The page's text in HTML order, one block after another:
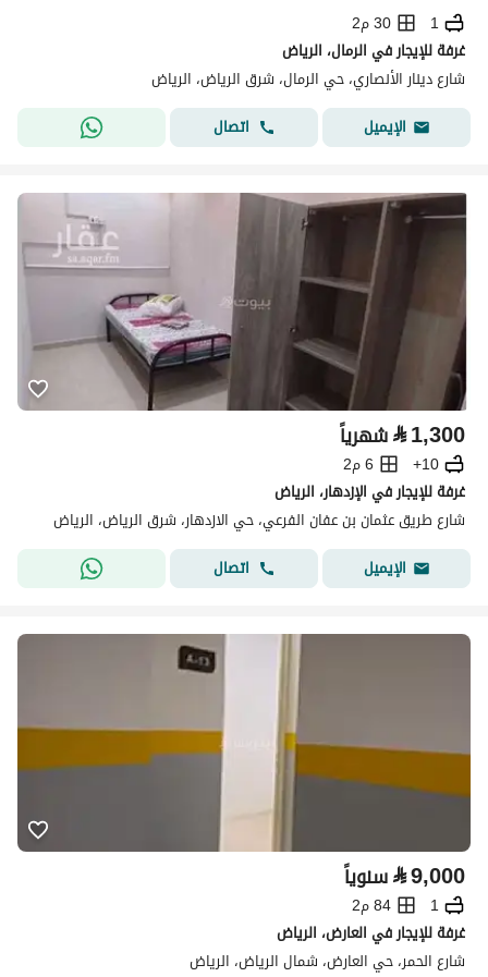
1
30 م2
غرفة للإيجار في الرمال، الرياض
شارع دينار الأنصاري، حي الرمال، شرق الرياض، الرياض
الإيميل
اتصال
⃁1,300 شهرياً
10+
6 م2
غرفة للإيجار في الإزدهار، الرياض
شارع طريق عثمان بن عفان الفرعي، حي الازدهار، شرق الرياض، الرياض
الإيميل
اتصال
⃁9,000 سنوياً
1
84 م2
غرفة للإيجار في العارض، الرياض
شارع الحمر، حي العارض، شمال الرياض، الرياض